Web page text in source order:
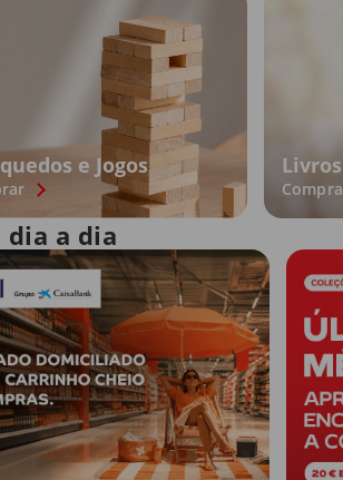
e Jogos Livros
dia a dia